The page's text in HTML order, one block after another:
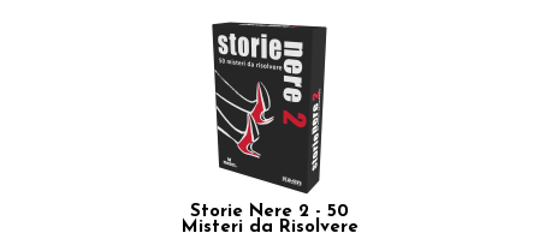
Storie Nere 2 - 50
Misteri da Risolvere